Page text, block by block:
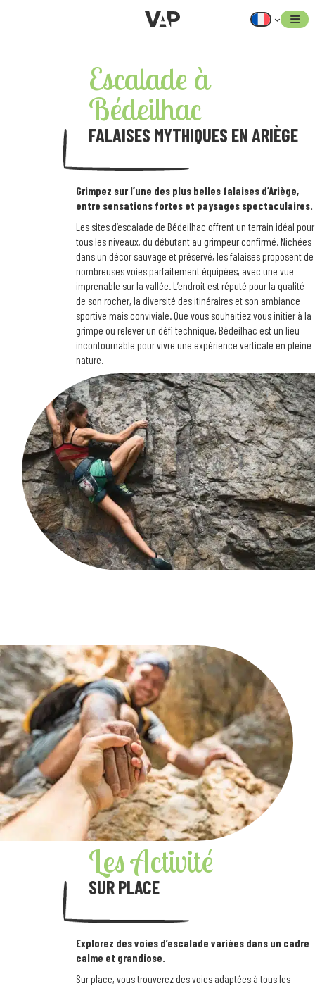
Escalade à
Bédeilhac
FALAISES MYTHIQUES EN ARIÈGE
Grimpez sur l’une des plus belles falaises d’Ariège,
entre sensations fortes et paysages spectaculaires.
Les sites d’escalade de Bédeilhac offrent un terrain idéal pour
tous les niveaux, du débutant au grimpeur confirmé. Nichées
dans un décor sauvage et préservé, les falaises proposent de
nombreuses voies parfaitement équipées, avec une vue
imprenable sur la vallée. L’endroit est réputé pour la qualité
de son rocher, la diversité des itinéraires et son ambiance
sportive mais conviviale. Que vous souhaitiez vous initier à la
grimpe ou relever un défi technique, Bédeilhac est un lieu
incontournable pour vivre une expérience verticale en pleine
nature.
Les Activité
SUR PLACE
Explorez des voies d’escalade variées dans un cadre
calme et grandiose.
Sur place, vous trouverez des voies adaptées à tous les